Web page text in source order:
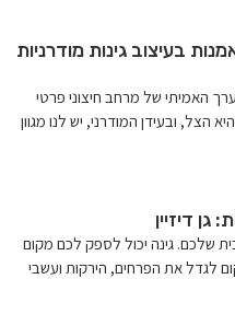
בעיצוב גינות מודרניות
האמיתי של מרחב חיצוני פרטי
הצל, ובעידן המודרני, יש לנו מגוון
שלכם. גינה יכול לספק לכם מקום
לגדל את הפרחים, הירקות ועשבי